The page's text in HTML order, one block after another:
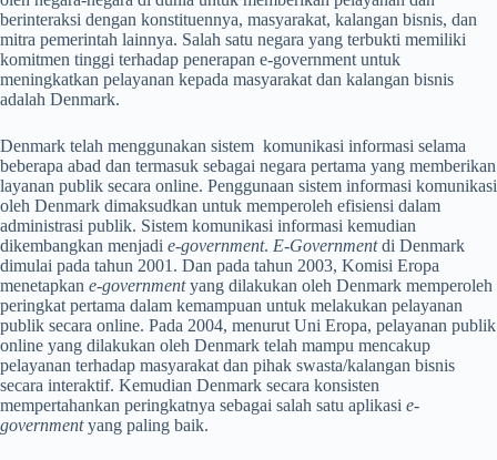
berinteraksi dengan konstituennya, masyarakat, kalangan bisnis, dan
mitra pemerintah lainnya. Salah satu negara yang terbukti memiliki
komitmen tinggi terhadap penerapan e-government untuk
meningkatkan pelayanan kepada masyarakat dan kalangan bisnis
adalah Denmark.
Denmark telah menggunakan sistem komunikasi informasi selama
beberapa abad dan termasuk sebagai negara pertama yang memberikan
layanan publik secara online. Penggunaan sistem informasi komunikasi
oleh Denmark dimaksudkan untuk memperoleh efisiensi dalam
administrasi publik. Sistem komunikasi informasi kemudian
dikembangkan menjadi e-government. E-Governmentdi Denmark
dimulai pada tahun 2001. Dan pada tahun 2003, Komisi Eropa
menetapkan e-governmentyang dilakukan oleh Denmark memperoleh
peringkat pertama dalam kemampuan untuk melakukan pelayanan
publik secara online. Pada 2004, menurut Uni Eropa, pelayanan publik
online yang dilakukan oleh Denmark telah mampu mencakup
pelayanan terhadap masyarakat dan pihak swasta/kalangan bisnis
secara interaktif. Kemudian Denmark secara konsisten
mempertahankan peringkatnya sebagai salah satu aplikasi e-
governmentyang paling baik.